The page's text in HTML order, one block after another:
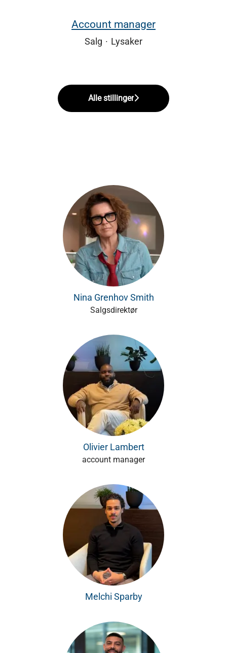
Account manager
Salg · Lysaker
Alle stillinger
Nina Grenhov Smith
Salgsdirektør
Olivier Lambert
account manager
Melchi Sparby